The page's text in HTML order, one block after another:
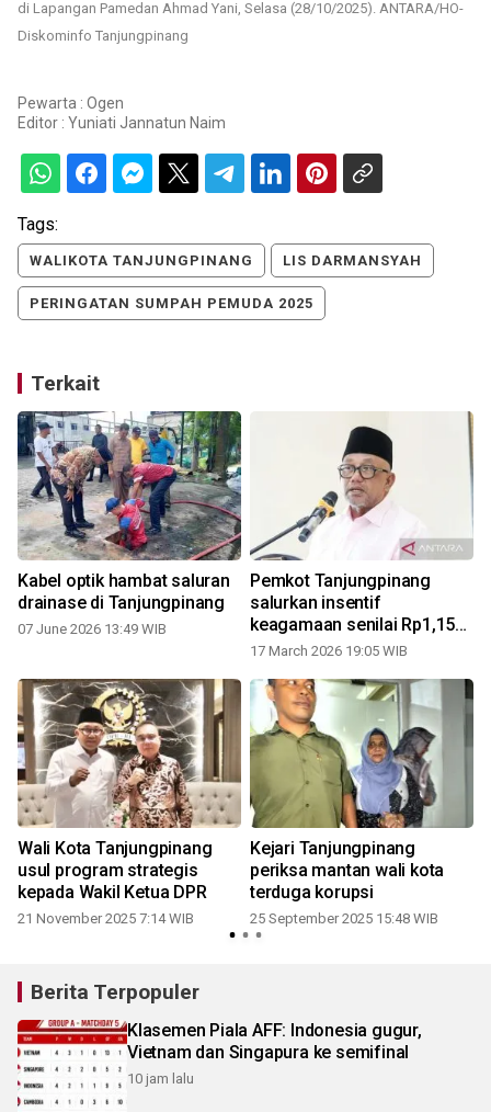
di Lapangan Pamedan Ahmad Yani, Selasa (28/10/2025). ANTARA/HO-
Diskominfo Tanjungpinang
Pewarta : Ogen
Editor : Yuniati Jannatun Naim
Tags:
WALIKOTA TANJUNGPINANG LIS DARMANSYAH
PERINGATAN SUMPAH PEMUDA 2025
Terkait
Kabel optik hambat saluran
drainase di Tanjungpinang
07 June 2026 13:49 WIB
Pemkot Tanjungpinang
salurkan insentif
keagamaan senilai Rp1,15
M
17 March 2026 19:05 WIB
Wali Kota Tanjungpinang
usul program strategis
kepada Wakil Ketua DPR
21 November 2025 7:14 WIB
Kejari Tanjungpinang
periksa mantan wali kota
terduga korupsi
25 September 2025 15:48 WIB
Berita Terpopuler
Klasemen Piala AFF: Indonesia gugur,
Vietnam dan Singapura ke semifinal
10 jam lalu